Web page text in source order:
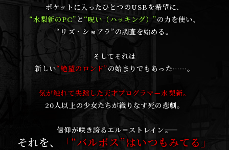
ポケットに入ったひとつのUSBを希望に、
“水梨新のPC” と “呪い（ハッキング）”の力を使い、
“リズ・ショアラ”の調査を始める。
そしてそれは
新しい“絶望のロンド”の始まりでもあった……。
気が触れて失踪した天才プログラマー水梨新。
20人以上の少女たちが織りなす死の悲劇。
信仰が咲き誇るエル＝ストレイン――。
それを、 「“バルボス”はいつもみてる」